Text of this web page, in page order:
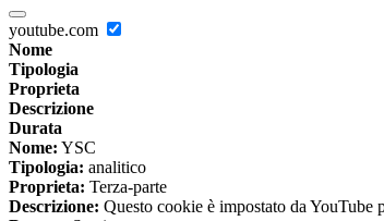
youtube.com
Nome
Tipologia
Proprieta
Descrizione
Durata
Nome: YSC
Tipologia: analitico
Proprieta: Terza-parte
Descrizione: Questo cookie è impostato da